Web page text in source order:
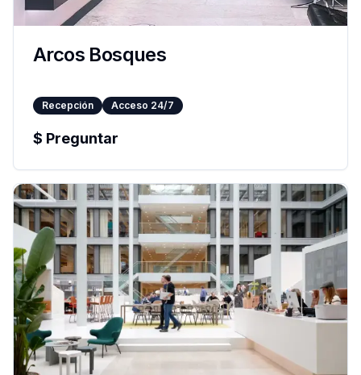
Arcos Bosques
Recepción Acceso 24/7
$ Preguntar